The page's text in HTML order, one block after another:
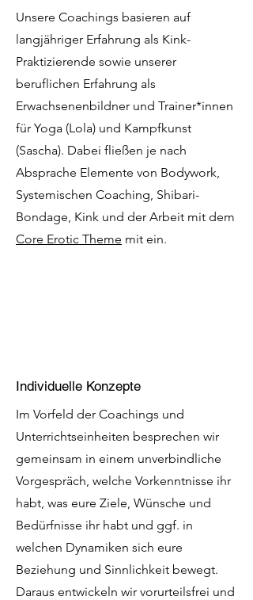
Unsere Coachings basieren auf
langjähriger Erfahrung als Kink-
Praktizierende sowie unserer
beruflichen Erfahrung als
Erwachsenenbildner und Trainer*innen
für Yoga (Lola) und Kampfkunst
(Sascha). Dabei fließen je nach
Absprache Elemente von Bodywork,
Systemischen Coaching, Shibari-
Bondage, Kink und der Arbeit mit dem
Core Erotic Theme mit ein.
Individuelle Konzepte
Im Vorfeld der Coachings und
Unterrichtseinheiten besprechen wir
gemeinsam in einem unverbindliche
Vorgespräch, welche Vorkenntnisse ihr
habt, was eure Ziele, Wünsche und
Bedürfnisse ihr habt und ggf. in
welchen Dynamiken sich eure
Beziehung und Sinnlichkeit bewegt.
Daraus entwickeln wir vorurteilsfrei und